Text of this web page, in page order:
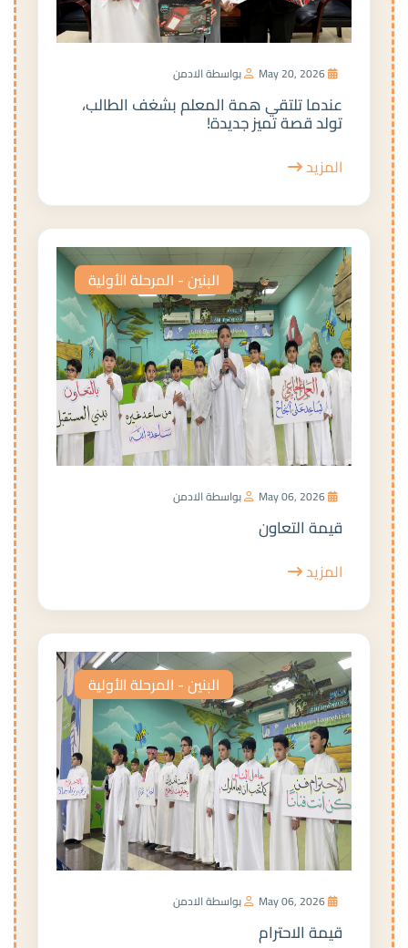
بواسطة الادمن
عندما تلتقي همة المعلم بشغف الطالب،
تولد قصة تميز جديدة!
المزيد
البنين - المرحلة الأولية
بواسطة الادمن
قيمة التعاون
المزيد
البنين - المرحلة الأولية
بواسطة الادمن
قيمة الاحترام